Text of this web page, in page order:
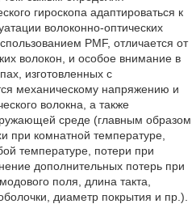
гироскопа адаптироваться к
волоконно-оптических
PMF, отличается от
волокон, и особое внимание в
изготовленных с
механическому напряжению и
волокна, а также
среде (главным образом
при комнатной температуре,
температуре, потери при
дополнительных потерь при
поля, длина такта,
диаметр покрытия и пр.).